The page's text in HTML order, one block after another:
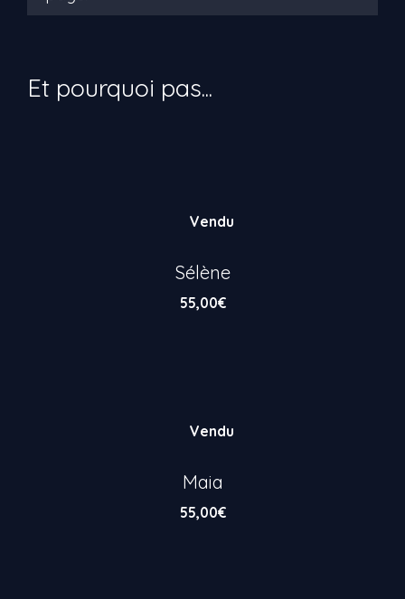
Vendu
Sélène
55,00€
Vendu
Maia
55,00€